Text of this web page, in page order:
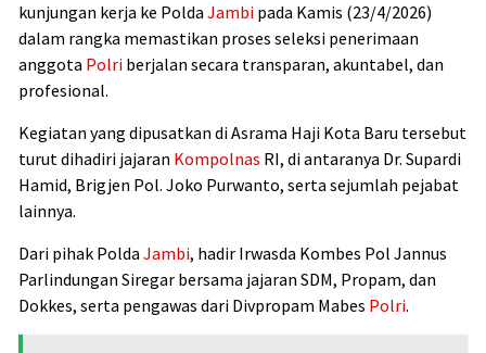
kunjungan kerja ke Polda Jambi pada Kamis (23/4/2026)
dalam rangka memastikan proses seleksi penerimaan
anggota Polri berjalan secara transparan, akuntabel, dan
profesional.
Kegiatan yang dipusatkan di Asrama Haji Kota Baru tersebut
turut dihadiri jajaran Kompolnas RI, di antaranya Dr. Supardi
Hamid, Brigjen Pol. Joko Purwanto, serta sejumlah pejabat
lainnya.
Dari pihak Polda Jambi, hadir Irwasda Kombes Pol Jannus
Parlindungan Siregar bersama jajaran SDM, Propam, dan
Dokkes, serta pengawas dari Divpropam Mabes Polri.